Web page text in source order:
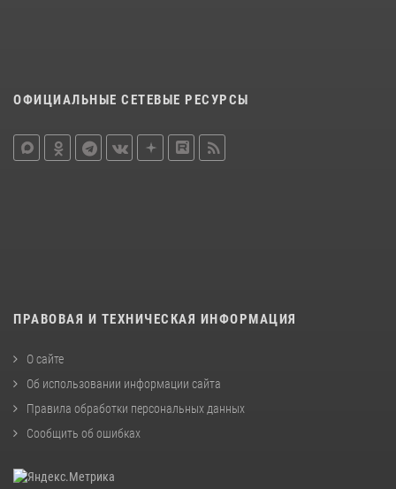
ОФИЦИАЛЬНЫЕ СЕТЕВЫЕ РЕСУРСЫ
ПРАВОВАЯ И ТЕХНИЧЕСКАЯ ИНФОРМАЦИЯ
О сайте
Об использовании информации сайта
Правила обработки персональных данных
Сообщить об ошибках